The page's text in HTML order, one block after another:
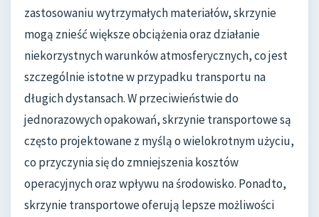
zastosowaniu wytrzymałych materiałów, skrzynie
mogą znieść większe obciążenia oraz działanie
niekorzystnych warunków atmosferycznych, co jest
szczególnie istotne w przypadku transportu na
długich dystansach. W przeciwieństwie do
jednorazowych opakowań, skrzynie transportowe są
często projektowane z myślą o wielokrotnym użyciu,
co przyczynia się do zmniejszenia kosztów
operacyjnych oraz wpływu na środowisko. Ponadto,
skrzynie transportowe oferują lepsze możliwości